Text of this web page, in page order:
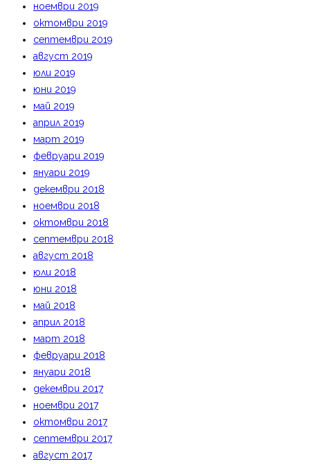
ноември 2019
октомври 2019
септември 2019
август 2019
юли 2019
юни 2019
май 2019
април 2019
март 2019
февруари 2019
януари 2019
декември 2018
ноември 2018
октомври 2018
септември 2018
август 2018
юли 2018
юни 2018
май 2018
април 2018
март 2018
февруари 2018
януари 2018
декември 2017
ноември 2017
октомври 2017
септември 2017
август 2017